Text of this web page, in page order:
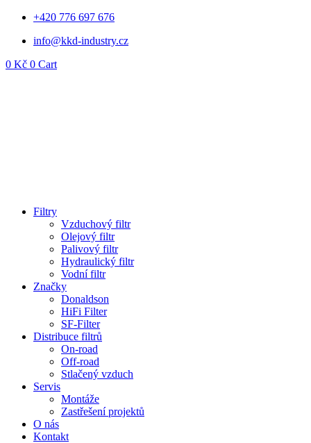
Přejít
obsahu
+420 776 697 676
info@kkd-industry.cz
0 Kč 0 Cart
Filtry
Vzduchový filtr
Olejový filtr
Palivový filtr
Hydraulický filtr
Vodní filtr
Značky
Donaldson
HiFi Filter
SF-Filter
Distribuce filtrů
On-road
Off-road
Stlačený vzduch
Servis
Montáže
Zastřešení projektů
O nás
Kontakt